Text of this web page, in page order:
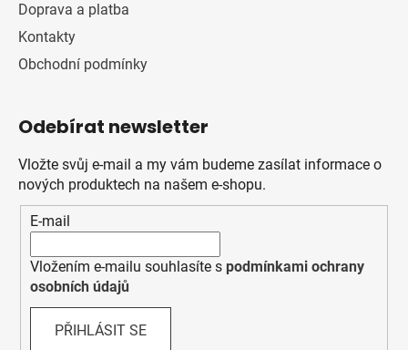
Doprava a platba
Kontakty
Obchodní podmínky
Odebírat newsletter
Vložte svůj e-mail a my vám budeme zasílat informace o
nových produktech na našem e-shopu.
E-mail
Vložením e-mailu souhlasíte s podmínkami ochrany
osobních údajů
PŘIHLÁSIT SE